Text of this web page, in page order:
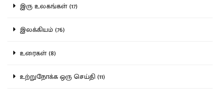
இரு உலகங்கள் (17)
இலக்கியம் (76)
உரைகள் (8)
உற்றுநோக்க ஒரு செய்தி (11)